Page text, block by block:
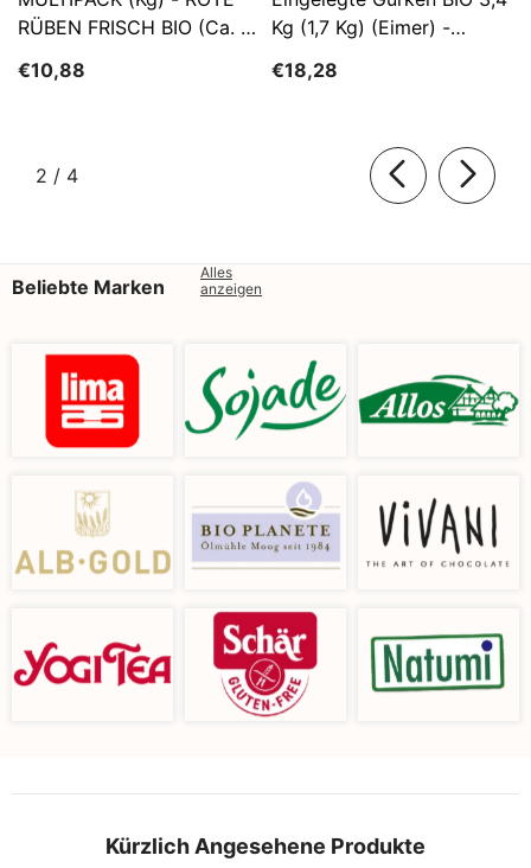
RÜBEN FRISCH BIO (ca. 5
€10,88
Kg (1,7 Kg) (Eimer) -
€18,28
2 / von
4
Beliebte Marken
Alles
anzeigen
Kürzlich Angesehene Produkte